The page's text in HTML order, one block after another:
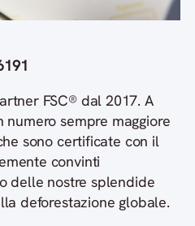
FSC® dal 2017. A
numero sempre maggiore
sono certificate con il
convinti
delle nostre splendide
deforestazione globale.